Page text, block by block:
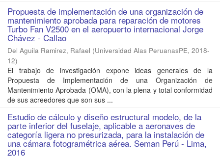
Propuesta de implementación de una organización de
mantenimiento aprobada para reparación de motores
Turbo Fan V2500 en el aeropuerto internacional Jorge
Chávez - Callao
Del Aguila Ramirez, Rafael (Universidad Alas PeruanasPE, 2018-
12)
El trabajo de investigación expone ideas generales de la
Propuesta de Implementación de una Organización de
Mantenimiento Aprobada (OMA), con la plena y total conformidad
de sus acreedores que son sus ...
Estudio de cálculo y diseño estructural modelo, de la
parte inferior del fuselaje, aplicable a aeronaves de
categoría ligera no presurizada, para la instalación de
una cámara fotogramétrica aérea. Seman Perú - Lima,
2016